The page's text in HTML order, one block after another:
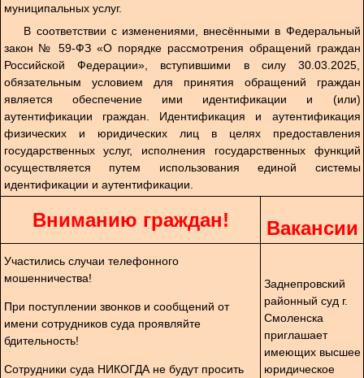
муниципальных услуг.
В соответствии с изменениями, внесёнными в Федеральный
закон № 59-ФЗ «О порядке рассмотрения обращений граждан
Российской Федерации», вступившими в силу 30.03.2025,
обязательным условием для принятия обращений граждан
является обеспечение ими идентификации и (или)
аутентификации граждан. Идентификация и аутентификация
физических и юридических лиц в целях предоставления
государственных услуг, исполнения государственных функций
осуществляется путем использования единой системы
идентификации и аутентификации.
Вниманию граждан! Вакансии
Участились случаи телефонного
мошенничества!
При поступлении звонков и сообщений от
имени сотрудников суда проявляйте
бдительность!
Сотрудники суда НИКОГДА не будут просить
Заднепровский
районный суд г.
Смоленска
приглашает
имеющих высшее
юридическое